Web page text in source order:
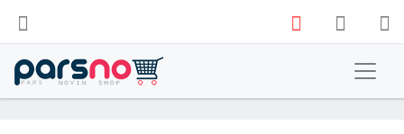
فروشگاه پارس نو